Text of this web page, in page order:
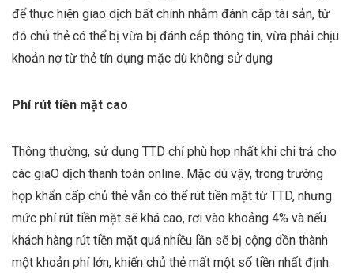
để thực hiện giao dịch bất chính nhằm đánh cắp tài sản, từ
đó chủ thẻ có thể bị vừa bị đánh cắp thông tin, vừa phải chịu
khoản nợ từ thẻ tín dụng mặc dù không sử dụng
Phí rút tiền mặt cao
Thông thường, sử dụng TTD chỉ phù hợp nhất khi chi trả cho
các giaO dịch thanh toán online. Mặc dù vậy, trong trường
họp khẩn cấp chủ thẻ vẫn có thể rút tiền mặt từ TTD, nhưng
mức phí rút tiền mặt sẽ khá cao, rơi vào khoảng 4% và nếu
khách hàng rút tiền mặt quá nhiều lần sẽ bị cộng dồn thành
một khoản phí lớn, khiến chủ thẻ mất một số tiền nhất định.